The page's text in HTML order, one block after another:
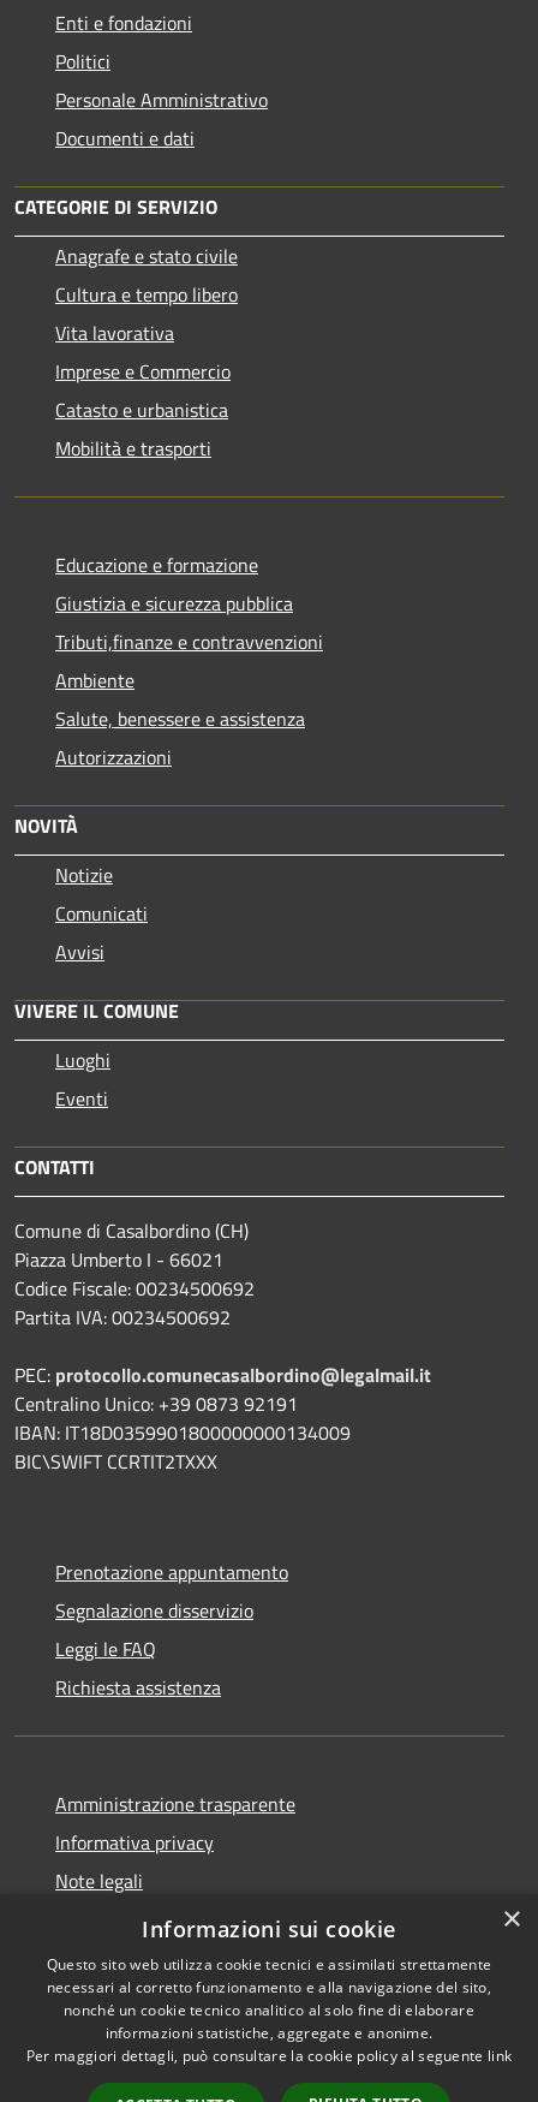
Enti e fondazioni
Politici
Personale Amministrativo
Documenti e dati
CATEGORIE DI SERVIZIO
Anagrafe e stato civile
Cultura e tempo libero
Vita lavorativa
Imprese e Commercio
Catasto e urbanistica
Mobilità e trasporti
Educazione e formazione
Giustizia e sicurezza pubblica
Tributi,finanze e contravvenzioni
Ambiente
Salute, benessere e assistenza
Autorizzazioni
NOVITÀ
Notizie
Comunicati
Avvisi
VIVERE IL COMUNE
Luoghi
Eventi
CONTATTI
Comune di Casalbordino (CH)
Piazza Umberto I - 66021
Codice Fiscale: 00234500692
Partita IVA: 00234500692
PEC: protocollo.comunecasalbordino@legalmail.it
Centralino Unico: +39 0873 92191
IBAN: IT18D0359901800000000134009
BIC\SWIFT CCRTIT2TXXX
Prenotazione appuntamento
Segnalazione disservizio
Leggi le FAQ
Richiesta assistenza
Amministrazione trasparente
Informativa privacy
Note legali
Dichiarazione di accessibilità
Accessibilità
Copyright © 2026 • Comune di
Casalbordino • Powered by
×
Informazioni sui cookie
Questo sito web utilizza cookie tecnici e assimilati strettamente
necessari al corretto funzionamento e alla navigazione del sito,
nonché un cookie tecnico analitico al solo fine di elaborare
informazioni statistiche, aggregate e anonime.
Per maggiori dettagli, può consultare la cookie policy al seguente link